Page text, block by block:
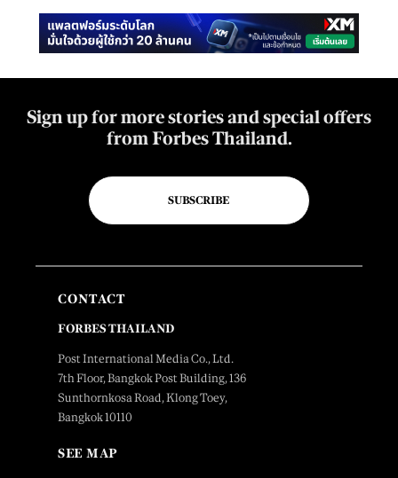
Sign up for more stories and special offers
from Forbes Thailand.
SUBSCRIBE
CONTACT
FORBES THAILAND
Post International Media Co., Ltd.
7th Floor, Bangkok Post Building, 136
Sunthornkosa Road, Klong Toey,
Bangkok 10110
SEE MAP